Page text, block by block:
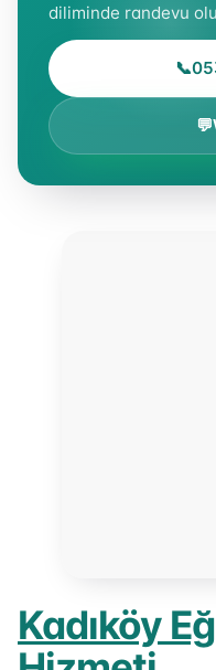
Kadıköy
diliminde randevu
📞
💬